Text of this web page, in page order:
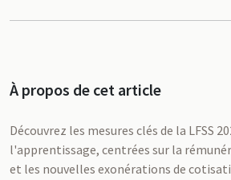
À propos de cet article
Découvrez les mesures clés de la LFSS
l'apprentissage, centrées sur la
et les nouvelles exonérations de